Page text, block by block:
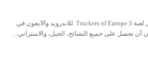
دليلنا المبتدئين في تحميل لعبة Truckers of Europe 3 للاندرويد والايفون في